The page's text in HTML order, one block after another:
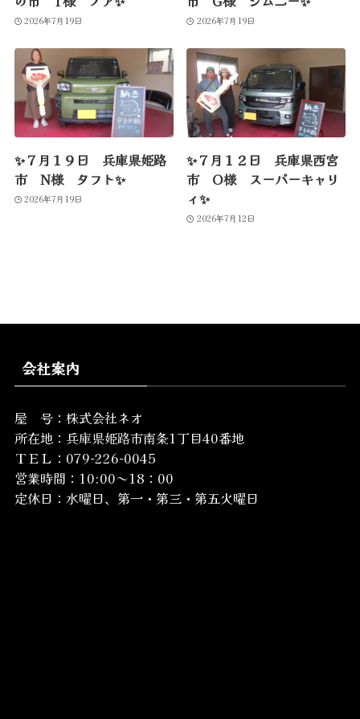
2026年7月19日 2026年7月19日
✨７月１９日 兵庫県姫路
市 N様 タフト✨
2026年7月19日
✨７月１２日 兵庫県西宮
市 O様 スーパーキャリ
ィ✨
2026年7月12日
会社案内
屋 号：株式会社ネオ
所在地： 兵庫県姫路市南条1丁目40番地
ＴＥＬ：079-226-0045
営業時間：10:00～18：00
定休日：水曜日、第一・第三・第五火曜日